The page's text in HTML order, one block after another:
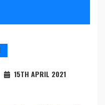
15TH APRIL 2021